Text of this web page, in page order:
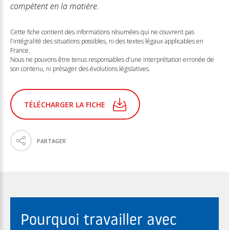
compètent en la matière.
Cette fiche contient des informations résumées qui ne couvrent pas
l'intégralité des situations possibles, ni des textes légaux applicables en
France.
Nous ne pouvons être tenus responsables d'une interprétation erronée de
son contenu, ni présager des évolutions législatives.
PARTAGER
TÉLÉCHARGER LA FICHE
Pourquoi travailler avec